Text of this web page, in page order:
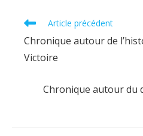
Read
articles
Article précédent
Chronique autour de
Victoire
Chronique autour du